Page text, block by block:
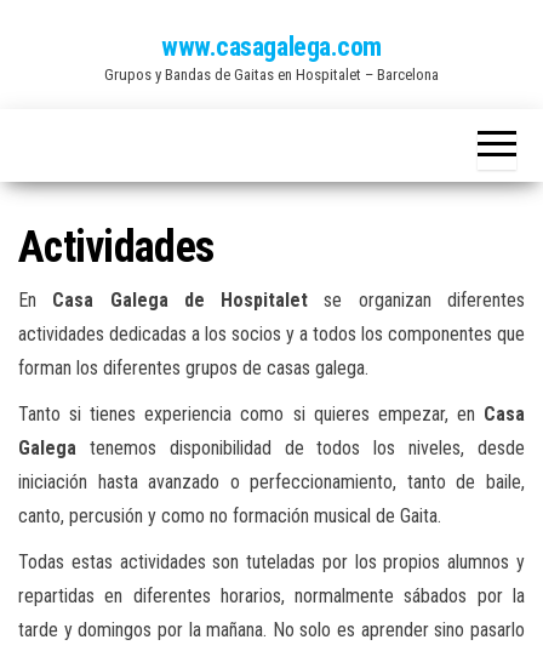
www.casagalega.com
Grupos y Bandas de Gaitas en Hospitalet – Barcelona
Actividades
En Casa Galega de Hospitalet se organizan diferentes
actividades dedicadas a los socios y a todos los componentes que
forman los diferentes grupos de casas galega.
Tanto si tienes experiencia como si quieres empezar, en Casa
Galega tenemos disponibilidad de todos los niveles, desde
iniciación hasta avanzado o perfeccionamiento, tanto de baile,
canto, percusión y como no formación musical de Gaita.
Todas estas actividades son tuteladas por los propios alumnos y
repartidas en diferentes horarios, normalmente sábados por la
tarde y domingos por la mañana. No solo es aprender sino pasarlo